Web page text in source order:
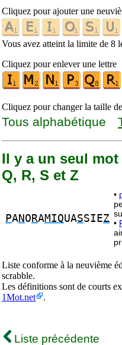
Cliquez pour ajouter une
Vous avez atteint la limite de 8
Cliquez pour enlever une lettre
Cliquez pour changer la taille
Tous alphabétique
Il y a un seul mot
Q, R, S et Z
PAN O RAMIQUASSIEZ
•
•
Liste conforme à la neuvième
scrabble.
Les définitions sont de courts
1Mot.net
.
Liste précédente